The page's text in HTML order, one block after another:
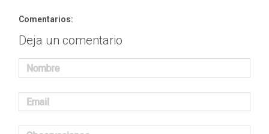
Comentarios:
Deja un comentario
Nombre
Email